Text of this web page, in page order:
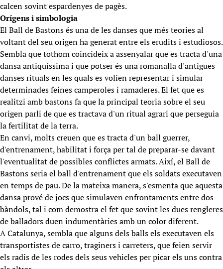
calcen sovint espardenyes de pagès.
Orígens i simbologia
El Ball de Bastons és una de les danses que més teories al
voltant del seu origen ha generat entre els erudits i estudiosos.
Sembla que tothom coincideix a assenyalar que es tracta d'una
dansa antiquíssima i que potser és una romanalla d'antigues
danses rituals en les quals es volien representar i simular
determinades feines camperoles i ramaderes. El fet que es
realitzi amb bastons fa que la principal teoria sobre el seu
origen parli de que es tractava d'un ritual agrari que perseguia
la fertilitat de la terra.
En canvi, molts creuen que es tracta d'un ball guerrer,
d'entrenament, habilitat i força per tal de preparar-se davant
l'eventualitat de possibles conflictes armats. Així, el Ball de
Bastons seria el ball d'entrenament que els soldats executaven
en temps de pau. De la mateixa manera, s'esmenta que aquesta
dansa prové de jocs que simulaven enfrontaments entre dos
bàndols, tal i com demostra el fet que sovint les dues rengleres
de balladors duen indumentàries amb un color diferent.
A Catalunya, sembla que alguns dels balls els executaven els
transportistes de carro, traginers i carreters, que feien servir
els radis de les rodes dels seus vehicles per picar els uns contra